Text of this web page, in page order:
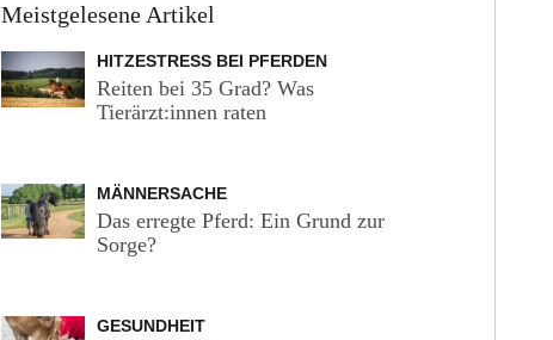
Meistgelesene Artikel
HITZESTRESS BEI PFERDEN
Reiten bei 35 Grad? Was
Tierärzt:innen raten
MÄNNERSACHE
Das erregte Pferd: Ein Grund zur
Sorge?
GESUNDHEIT